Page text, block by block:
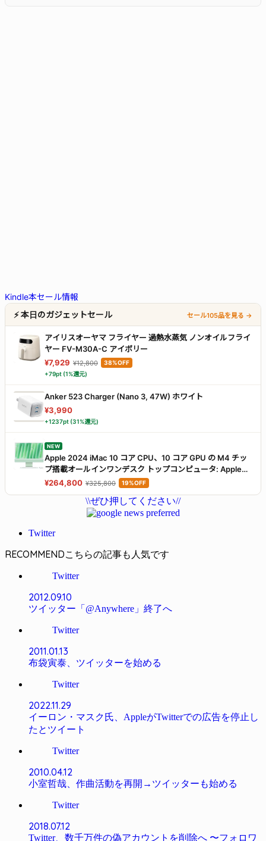
Kindle本セール情報
⚡ 本日のガジェットセール
セール105品を見る →
アイリスオーヤマ フライヤー 過熱水蒸気 ノンオイルフライ
ヤー FV-M30A-C アイボリー
¥7,929 ¥12,800
38%OFF
+79pt (1%還元)
Anker 523 Charger (Nano 3, 47W) ホワイト
¥3,990
+1237pt (31%還元)
NEW
Apple 2024 iMac 10 コア CPU、10 コア GPU の M4 チッ
プ搭載オールインワンデスク トップコンピュータ: Apple
Intelligence のために設計、24 インチ Retina ディスプレ
ジ、ボディと同じカラーのアクセサリ、iPhone や iPad との
連係機能 - グリーン
¥264,800 ¥325,800 19%OFF
\\ぜひ押してください//
Twitter
RECOMMEND
Twitter
2012.09.10
ツイッター「@Anywhere」終了へ
Twitter
2011.01.13
布袋寅泰、ツイッターを始める
Twitter
2022.11.29
イーロン・マスク氏、AppleがTwitterでの広告を停止し
たとツイート
Twitter
2010.04.12
小室哲哉、作曲活動を再開→ツイッターも始める
Twitter
2018.07.12
Twitter、数千万件の偽アカウントを削除へ 〜フォロワ